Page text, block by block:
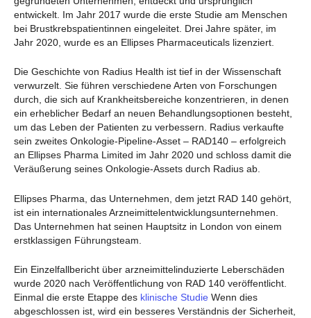
entwickelt. Im Jahr 2017 wurde die erste Studie am Menschen
bei Brustkrebspatientinnen eingeleitet. Drei Jahre später, im
Jahr 2020, wurde es an Ellipses Pharmaceuticals lizenziert.
Die Geschichte von Radius Health ist tief in der Wissenschaft
verwurzelt. Sie führen verschiedene Arten von Forschungen
durch, die sich auf Krankheitsbereiche konzentrieren, in denen
ein erheblicher Bedarf an neuen Behandlungsoptionen besteht,
um das Leben der Patienten zu verbessern. Radius verkaufte
sein zweites Onkologie-Pipeline-Asset – RAD140 – erfolgreich
an Ellipses Pharma Limited im Jahr 2020 und schloss damit die
Veräußerung seines Onkologie-Assets durch Radius ab.
Ellipses Pharma, das Unternehmen, dem jetzt RAD 140 gehört,
ist ein internationales Arzneimittelentwicklungsunternehmen.
Das Unternehmen hat seinen Hauptsitz in London von einem
erstklassigen Führungsteam.
Ein Einzelfallbericht über arzneimittelinduzierte Leberschäden
wurde 2020 nach Veröffentlichung von RAD 140 veröffentlicht.
Einmal die erste Etappe des klinische Studie Wenn dies
abgeschlossen ist, wird ein besseres Verständnis der Sicherheit,